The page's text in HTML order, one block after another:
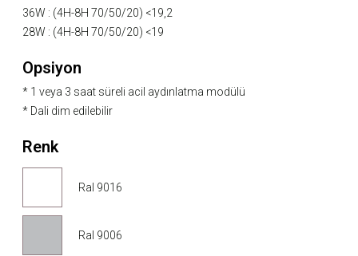
36W : (4H-8H 70/50/20) <19,2
28W : (4H-8H 70/50/20) <19
Opsiyon
* 1 veya 3 saat süreli acil aydınlatma modülü
* Dali dim edilebilir
Renk
Ral 9016
Ral 9006